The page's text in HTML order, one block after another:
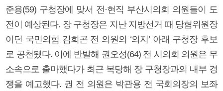
준용(59) 구청장에 맞서 전·현직 부산시의회 의원들이 도
전이 예상된다. 장 구청장은 지난 지방선거 때 당협위원장
이던 국민의힘 김희곤 전 의원의 ‘의지’ 아래 구청장 후보
로 공천됐다. 이에 반발해 권오성(64) 전 시의회 의원은 무
소속으로 출마했다가 최근 복당해 장 구청장과의 내부 경
쟁을 예고했다. 권 전 의원은 박관용 전 국회의장의 보좌